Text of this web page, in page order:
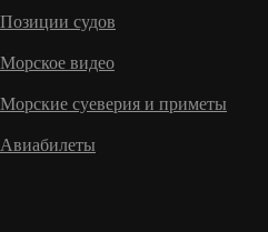
Позиции судов
Морское видео
Морские суеверия и приметы
Авиабилеты